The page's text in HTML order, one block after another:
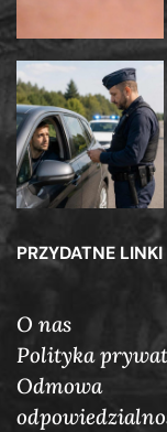
PRZYDATNE LINKI
O nas
Polityka
Odmowa